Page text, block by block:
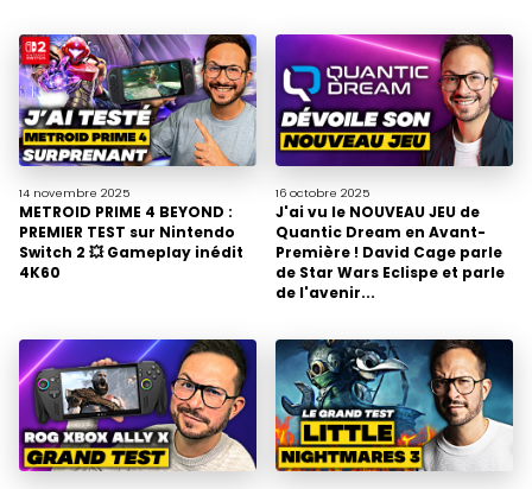
14 novembre 2025
METROID PRIME 4 BEYOND :
PREMIER TEST sur Nintendo
Switch 2 💥 Gameplay inédit
4K60
16 octobre 2025
J'ai vu le NOUVEAU JEU de
Quantic Dream en Avant-
Première ! David Cage parle
de Star Wars Eclispe et parle
de l'avenir...